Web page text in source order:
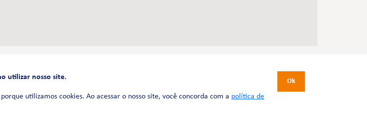
FALE CONOSCO
580 3172
utilizar nosso site.
utilizamos cookies. Ao acessar o nosso site, você concorda com a política de
Ok